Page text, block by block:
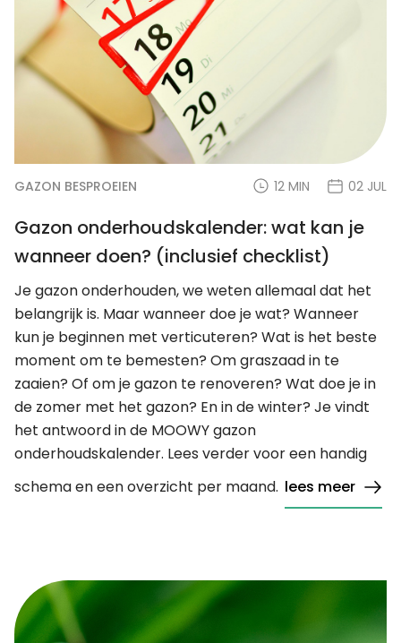
GAZON BESPROEIEN 12 MIN 02 JUL
Gazon onderhoudskalender: wat kan je
wanneer doen? (inclusief checklist)
Je gazon onderhouden, we weten allemaal dat het
belangrijk is. Maar wanneer doe je wat? Wanneer
kun je beginnen met verticuteren? Wat is het beste
moment om te bemesten? Om graszaad in te
zaaien? Of om je gazon te renoveren? Wat doe je in
de zomer met het gazon? En in de winter? Je vindt
het antwoord in de MOOWY gazon
onderhoudskalender. Lees verder voor een handig
schema en een overzicht per maand. lees meer